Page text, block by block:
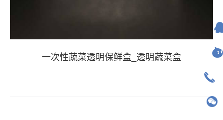
一次性蔬菜透明保鲜盒_透明蔬菜盒